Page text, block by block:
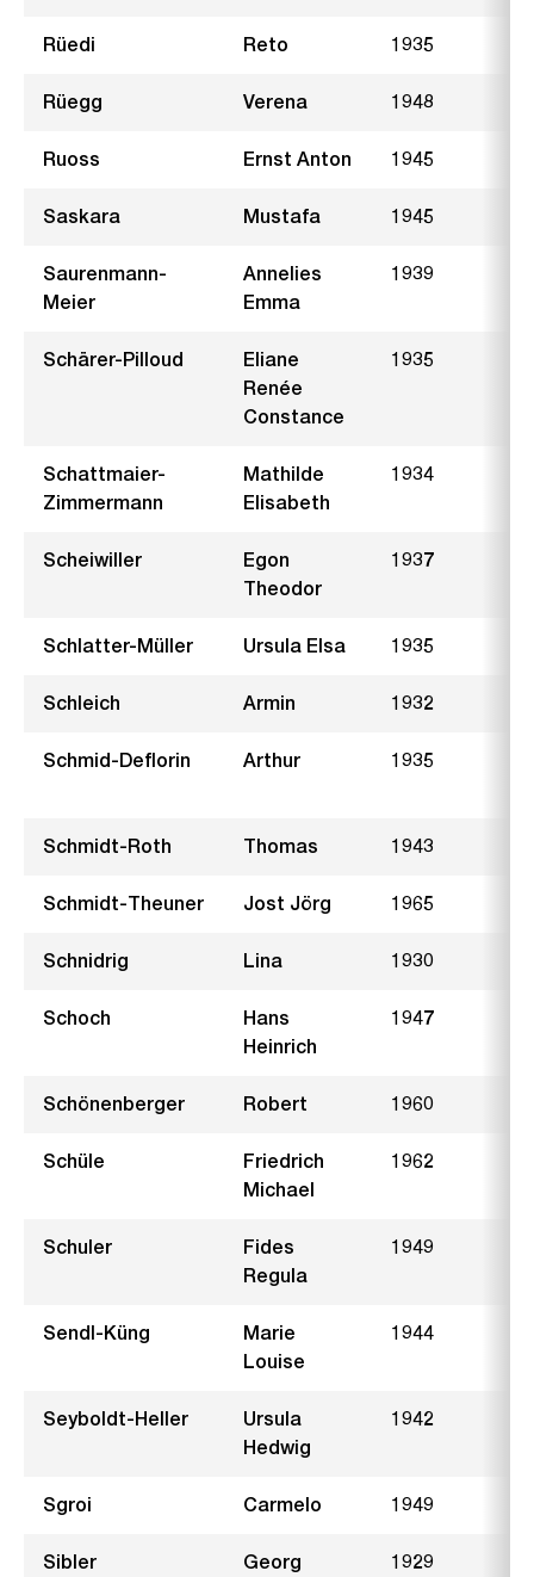
Rüedi Reto 1935
Rüegg Verena 1948
Ruoss Ernst Anton 1945
Saskara Mustafa 1945
Saurenmann-
Meier
Annelies
Emma
1939
Schärer-Pilloud
Eliane
Renée
Constance
1935
Schattmaier-
Zimmermann
Mathilde
Elisabeth
1934
Scheiwiller
Egon
Theodor
1937
Schlatter-Müller Ursula Elsa 1935
Schleich Armin 1932
Schmid-Deflorin Arthur 1935
Schmidt-Roth Thomas 1943
Schmidt-Theuner Jost Jörg 1965
Schnidrig Lina 1930
Schoch
Hans
Heinrich
1947
Schönenberger Robert 1960
Schüle
Friedrich
Michael
1962
Schuler
Fides
Regula
1949
Sendl-Küng
Marie
Louise
1944
Seyboldt-Heller
Ursula
Hedwig
1942
Sgroi Carmelo 1949
Sibler
Georg
1929